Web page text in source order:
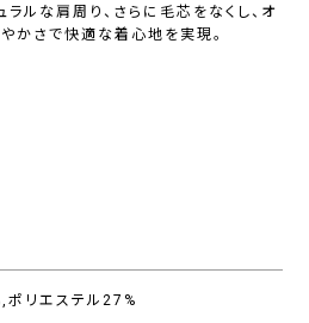
ルな肩周り、さらに毛芯をなくし、オ
かさで快適な着心地を実現。
リエステル27%